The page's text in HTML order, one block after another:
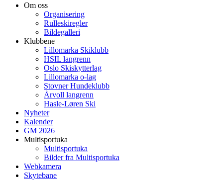
Om oss
Organisering
Rulleskiregler
Bildegalleri
Klubbene
Lillomarka Skiklubb
HSIL langrenn
Oslo Skiskytterlag
Lillomarka o-lag
Stovner Hundeklubb
Årvoll langrenn
Hasle-Løren Ski
Nyheter
Kalender
GM 2026
Multisportuka
Multisportuka
Bilder fra Multisportuka
Webkamera
Skytebane